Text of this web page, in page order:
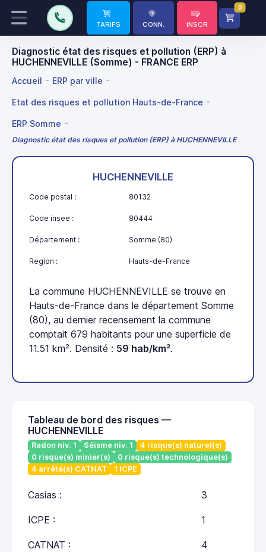
TARIFS CONN. INSCR
0
Diagnostic état des risques et pollution (ERP) à
HUCHENNEVILLE (Somme) - FRANCE ERP
Accueil ERP par ville
Etat des risques et pollution Hauts-de-France
ERP Somme
Diagnostic état des risques et pollution (ERP) à HUCHENNEVILLE
HUCHENNEVILLE
Code postal : 80132
Code insee : 80444
Département : Somme (80)
Region : Hauts-de-France
La commune HUCHENNEVILLE se trouve en
Hauts-de-France dans le département Somme
(80), au dernier recensement la commune
comptait 679 habitants pour une superficie de
11.51 km². Densité : 59 hab/km².
Tableau de bord des risques —
HUCHENNEVILLE
Radon niv. 1 Séisme niv. 1
4 risque(s) naturel(s)
0 risque(s) minier(s)
0 risque(s) technologique(s)
4 arrêté(s) CATNAT
1 ICPE
Casias : 3
ICPE : 1
CATNAT : 4